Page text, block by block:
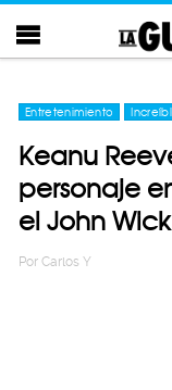
Entretenimiento
Keanu
personaje
el John
Por Carlos Y